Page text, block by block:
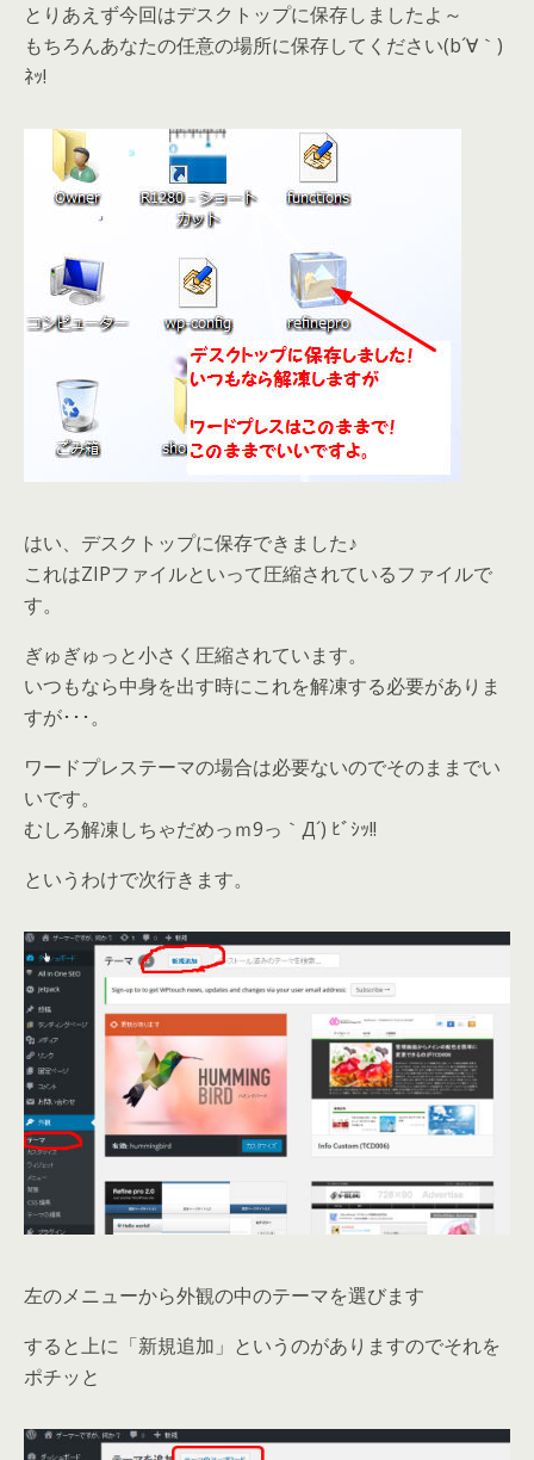
とりあえず今回はデスクトップに保存しましたよ～
もちろんあなたの任意の場所に保存してください(b´∀｀)
ﾈｯ!
はい、デスクトップに保存できました♪
これはZIPファイルといって圧縮されているファイルで
す。
ぎゅぎゅっと小さく圧縮されています。
いつもなら中身を出す時にこれを解凍する必要がありま
すが･･･。
ワードプレステーマの場合は必要ないのでそのままでい
いです。
むしろ解凍しちゃだめっｍ9っ｀Д´) ﾋﾞｼｯ!!
というわけで次行きます。
左のメニューから外観の中のテーマを選びます
すると上に「新規追加」というのがありますのでそれを
ポチッと